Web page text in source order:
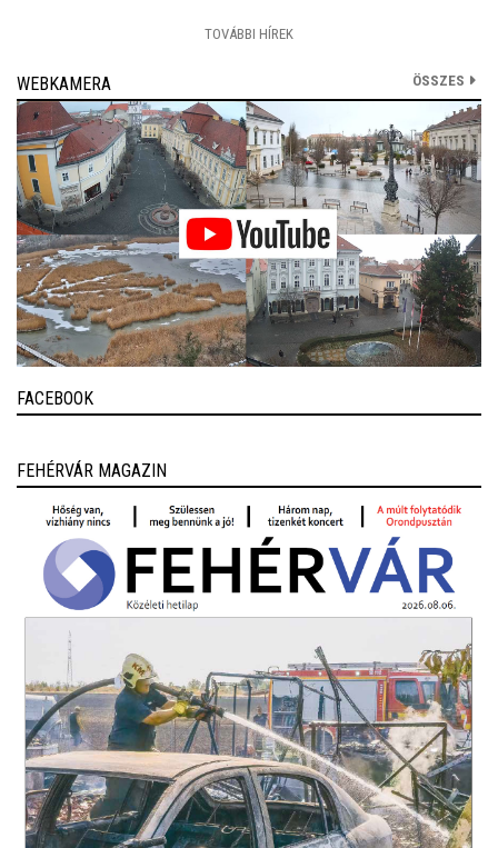
TOVÁBBI HÍREK
WEBKAMERA ÖSSZES
FACEBOOK
FEHÉRVÁR MAGAZIN